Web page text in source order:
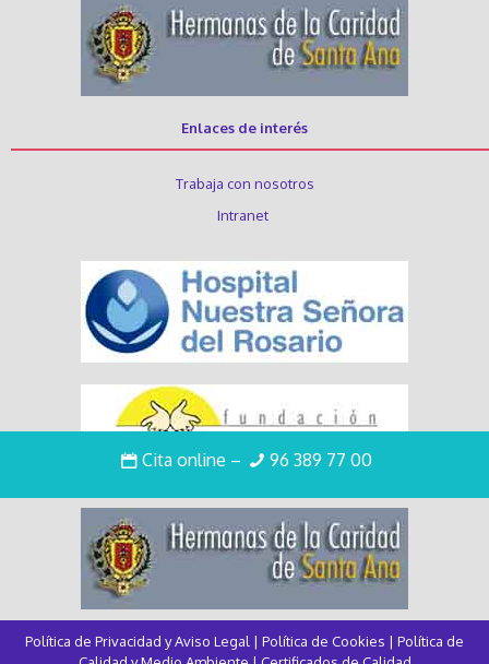
Cita online – 96 389 77 00
Enlaces de interés
Trabaja con nosotros
Intranet
Política de Privacidad y Aviso Legal | Política de Cookies | Política de